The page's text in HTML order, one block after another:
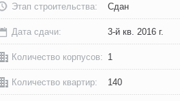
Этап строительства: Сдан
Дата сдачи: 3-й кв. 2016 г.
Количество корпусов: 1
Количество квартир: 140